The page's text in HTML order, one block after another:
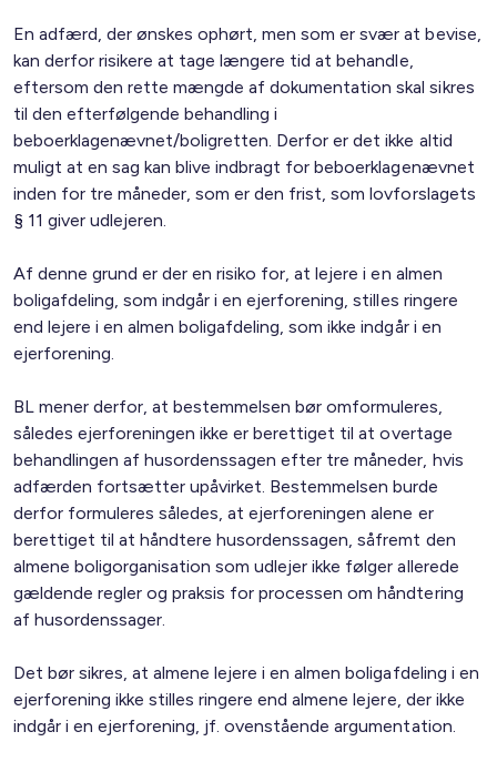
En adfærd, der ønskes ophørt, men som er svær at bevise,
kan derfor risikere at tage længere tid at behandle,
eftersom den rette mængde af dokumentation skal sikres
til den efterfølgende behandling i
beboerklagenævnet/boligretten. Derfor er det ikke altid
muligt at en sag kan blive indbragt for beboerklagenævnet
inden for tre måneder, som er den frist, som lovforslagets
§ 11 giver udlejeren.
Af denne grund er der en risiko for, at lejere i en almen
boligafdeling, som indgår i en ejerforening, stilles ringere
end lejere i en almen boligafdeling, som ikke indgår i en
ejerforening.
BL mener derfor, at bestemmelsen bør omformuleres,
således ejerforeningen ikke er berettiget til at overtage
behandlingen af husordenssagen efter tre måneder, hvis
adfærden fortsætter upåvirket. Bestemmelsen burde
derfor formuleres således, at ejerforeningen alene er
berettiget til at håndtere husordenssagen, såfremt den
almene boligorganisation som udlejer ikke følger allerede
gældende regler og praksis for processen om håndtering
af husordenssager.
Det bør sikres, at almene lejere i en almen boligafdeling i en
ejerforening ikke stilles ringere end almene lejere, der ikke
indgår i en ejerforening, jf. ovenstående argumentation.